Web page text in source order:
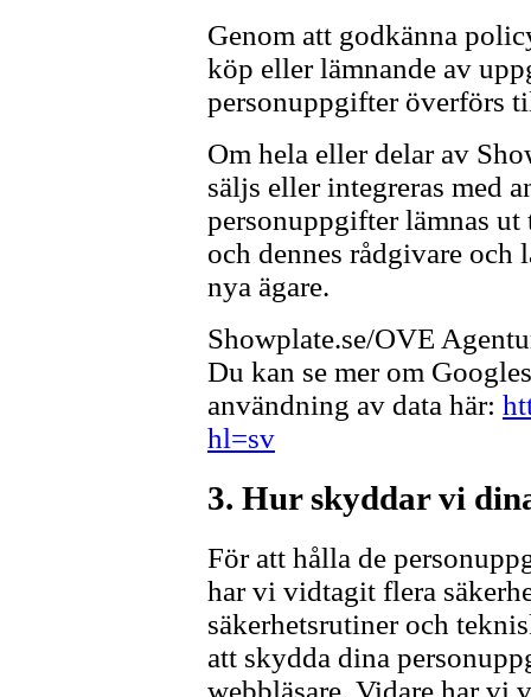
Genom att godkänna
köp eller lämnande av
personuppgifter överförs
Om hela eller delar av
säljs eller integreras med
personuppgifter lämnas
och dennes rådgivare och
nya ägare.
Showplate.se/OVE
Du kan se mer om
användning av data här:
hl=sv
3. Hur skyddar vi
För att hålla de
har vi vidtagit flera
säkerhetsrutiner och
att skydda dina
webbläsare. Vidare har vi